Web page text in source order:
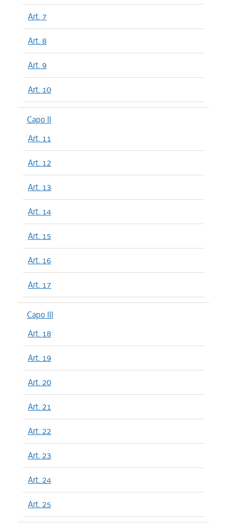
Art. 7
Art. 8
Art. 9
Art. 10
Capo II
Art. 11
Art. 12
Art. 13
Art. 14
Art. 15
Art. 16
Art. 17
Capo III
Art. 18
Art. 19
Art. 20
Art. 21
Art. 22
Art. 23
Art. 24
Art. 25